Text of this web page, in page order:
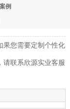
例
果您需要定制个性化
请联系欣源实业客服